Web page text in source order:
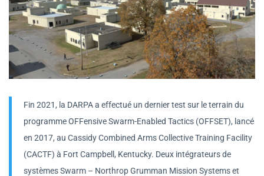
Fin 2021, la DARPA a effectué un dernier test sur le terrain du
programme OFFensive Swarm-Enabled Tactics (OFFSET), lancé
en 2017, au Cassidy Combined Arms Collective Training Facility
(CACTF) à Fort Campbell, Kentucky. Deux intégrateurs de
systèmes Swarm – Northrop Grumman Mission Systems et